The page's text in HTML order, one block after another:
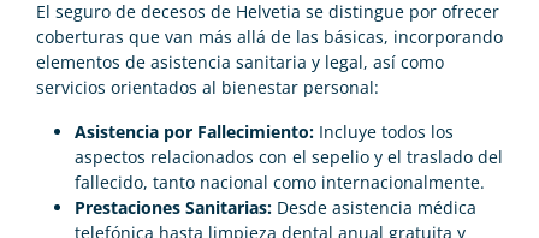
El seguro de decesos de Helvetia se distingue por ofrecer
coberturas que van más allá de las básicas, incorporando
elementos de asistencia sanitaria y legal, así como
servicios orientados al bienestar personal:
Asistencia por Fallecimiento: Incluye todos los
aspectos relacionados con el sepelio y el traslado del
fallecido, tanto nacional como internacionalmente.
Prestaciones Sanitarias: Desde asistencia médica
telefónica hasta limpieza dental anual gratuita y